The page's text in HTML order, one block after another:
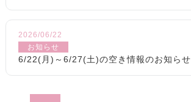
2026/06/22
お知らせ
6/22(月)～6/27(土)の空き情報のお知らせ